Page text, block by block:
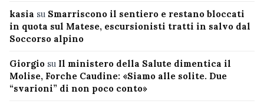
kasia su Smarriscono il sentiero e restano bloccati
in quota sul Matese, escursionisti tratti in salvo dal
Soccorso alpino
Giorgio su Il ministero della Salute dimentica il
Molise, Forche Caudine: «Siamo alle solite. Due
“svarioni” di non poco conto»